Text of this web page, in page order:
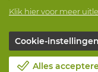
Klik hier voor meer
Cookie-
Alles